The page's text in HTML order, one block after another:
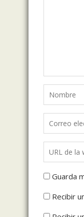
Guarda
Recibir